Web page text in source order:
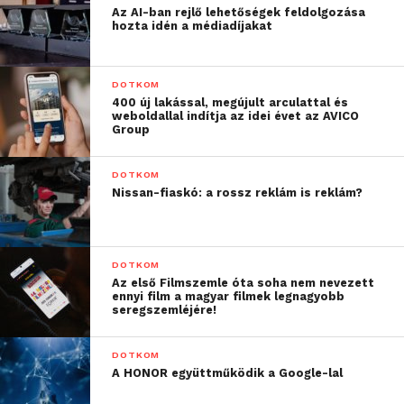
4. BOOKR Kids
Ha szeretnél mindig egy új és izgalmas mesét
olvasni a gyermekednek, akkor a BOOKR Kids a Te
alkalmazásod. A magyar fejlesztésű program a
klasszikus művektől az Angry Birds-ig számtalan
Az AI-ban rejlő lehetőségek feldolgozása
hozta idén a médiadíjakat
DOTKOM
400 új lakással, megújult arculattal és
weboldallal indítja az idei évet az AVICO
Group
DOTKOM
Nissan-fiaskó: a rossz reklám is reklám?
DOTKOM
Az első Filmszemle óta soha nem nevezett
ennyi film a magyar filmek legnagyobb
seregszemléjére!
DOTKOM
A HONOR együttműködik a Google-lal